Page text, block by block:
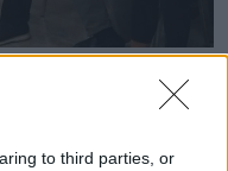
to third parties, or